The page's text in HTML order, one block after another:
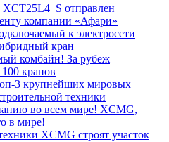
отправлен
компании «Афари»
к электросети
кран
комбайн! За рубеж
100 кранов
3 крупнейших мировых
техники
во всем мире! XCMG,
в мире!
XCMG строят участок